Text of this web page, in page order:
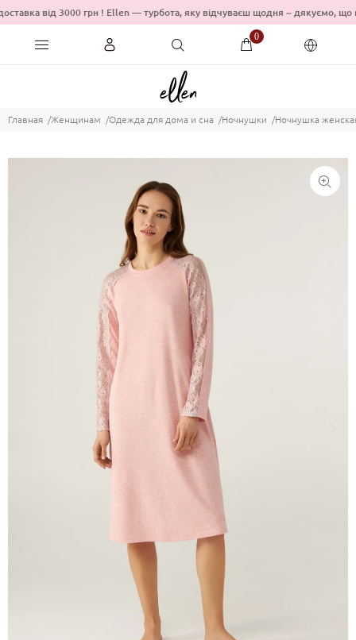
від 3000 грн ! Ellen — турбота, яку відчуваєш щодня ~
0
Главная Женщинам Одежда для дома и сна Ночнушки Ночнушка